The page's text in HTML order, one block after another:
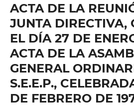
ACTA DE LA
JUNTA DIRECTIVA,
EL DÍA 27 DE
ACTA DE LA
GENERAL
S.E.E.P.,
DE FEBRERO DE